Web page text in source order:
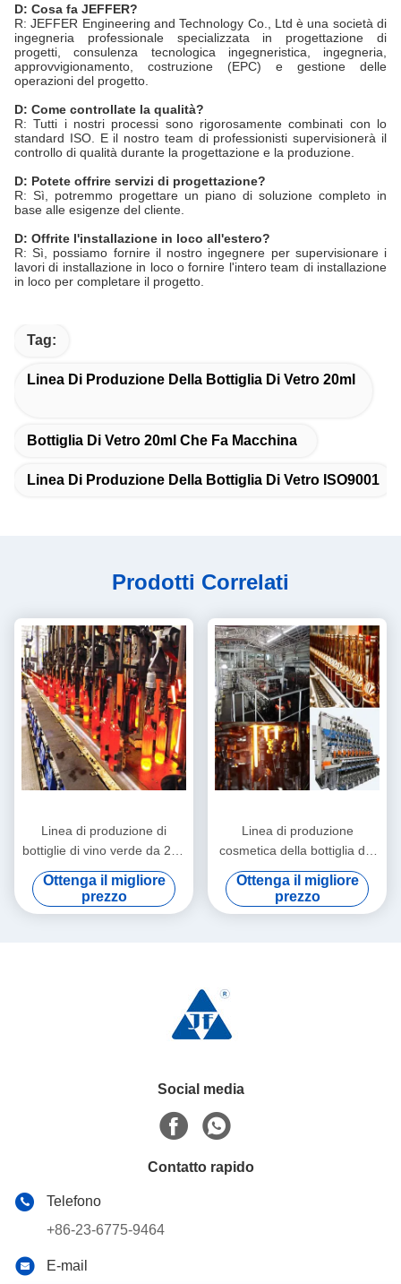
D: Cosa fa JEFFER?
R: JEFFER Engineering and Technology Co., Ltd è una società di
ingegneria professionale specializzata in progettazione di
progetti, consulenza tecnologica ingegneristica, ingegneria,
approvvigionamento, costruzione (EPC) e gestione delle
operazioni del progetto.
D: Come controllate la qualità?
R: Tutti i nostri processi sono rigorosamente combinati con lo
standard ISO. E il nostro team di professionisti supervisionerà il
controllo di qualità durante la progettazione e la produzione.
D: Potete offrire servizi di progettazione?
R: Sì, potremmo progettare un piano di soluzione completo in
base alle esigenze del cliente.
D: Offrite l'installazione in loco all'estero?
R: Sì, possiamo fornire il nostro ingegnere per supervisionare i
lavori di installazione in loco o fornire l'intero team di installazione
in loco per completare il progetto.
Tag:
Linea Di Produzione Della Bottiglia Di Vetro 20ml
Bottiglia Di Vetro 20ml Che Fa Macchina
Linea Di Produzione Della Bottiglia Di Vetro ISO9001
Prodotti Correlati
Linea di produzione di
bottiglie di vino verde da 250
g a 300 ml Macchine per la
produzione di vino da vetro
Ottenga il migliore
prezzo
Linea di produzione
cosmetica della bottiglia del
vetro da bottiglia di
stoccaggio chiaro colore
Ottenga il migliore
prezzo
Social media
Contatto rapido
Telefono
+86-23-6775-9464
E-mail